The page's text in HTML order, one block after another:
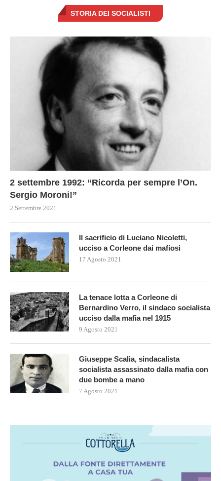
STORIA DEI SOCIALISTI
2 settembre 1992: “Ricorda per sempre l’On.
Sergio Moroni!”
2 Settembre 2021
Il sacrificio di Luciano Nicoletti,
ucciso a Corleone dai mafiosi
17 Agosto 2021
La tenace lotta a Corleone di
Bernardino Verro, il sindaco socialista
ucciso dalla mafia nel 1915
9 Agosto 2021
Giuseppe Scalia, sindacalista
socialista assassinato dalla mafia con
due bombe a mano
7 Agosto 2021